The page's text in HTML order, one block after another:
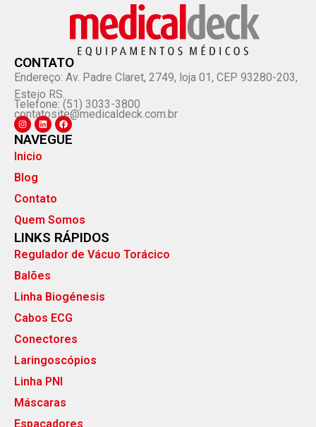
CONTATO
Endereço: Av. Padre Claret, 2749, loja 01, CEP 93280-203,
Esteio RS.
Telefone: (51) 3033-3800
contatosite@medicaldeck.com.br
NAVEGUE
Inicio
Blog
Contato
Quem Somos
LINKS RÁPIDOS
Regulador de Vácuo Torácico
Balões
Linha Biogénesis
Cabos ECG
Conectores
Laringoscópios
Linha PNI
Máscaras
Espaçadores